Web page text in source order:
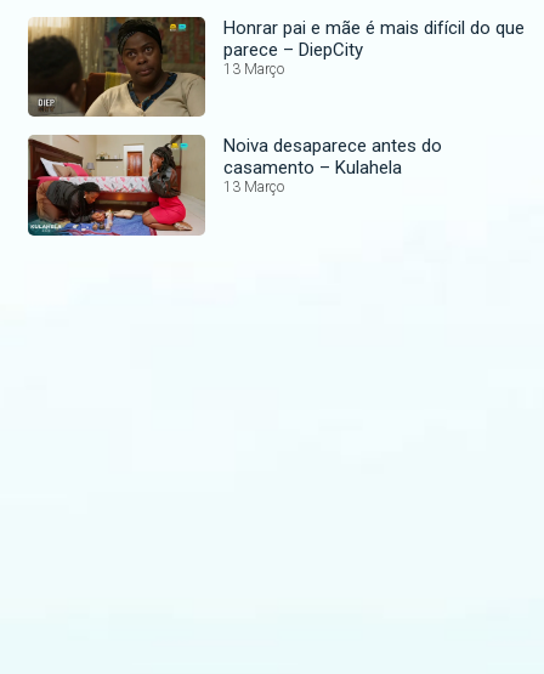
Honrar pai e mãe é mais difícil do que
parece – DiepCity
13 Março
Noiva desaparece antes do
casamento – Kulahela
13 Março